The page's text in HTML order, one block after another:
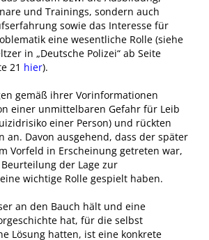
und Trainings, sondern auch
sowie das Interesse für
eine wesentliche Rolle (siehe
in „Deutsche Polizei“ ab Seite
21 hier).
gemäß ihrer Vorinformationen
einer unmittelbaren Gefahr für Leib
einer Person) und rückten
an. Davon ausgehend, dass der später
Vorfeld in Erscheinung getreten war,
der Lage zur
wichtige Rolle gespielt haben.
an den Bauch hält und eine
hat, für die selbst
Lösung hatten, ist eine konkrete